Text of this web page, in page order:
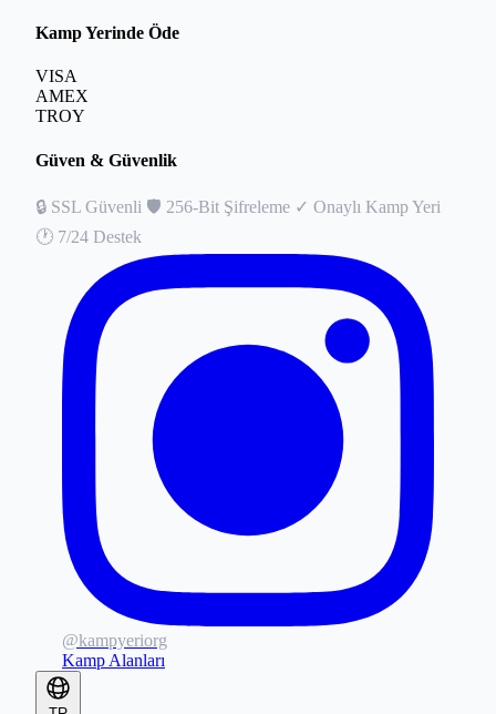
Kamp Yerinde Öde
VISA
AMEX
TROY
Güven & Güvenlik
🔒 SSL Güvenli 🛡️ 256-Bit Şifreleme ✓ Onaylı Kamp Yeri
🕐 7/24 Destek
@kampyeriorg
Kamp Alanları